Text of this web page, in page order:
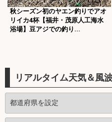
秋シーズン初のヤエン釣りでアオ
リイカ4杯【福井・茂原人工海水
浴場】豆アジでの釣り...
リアルタイム天気＆風